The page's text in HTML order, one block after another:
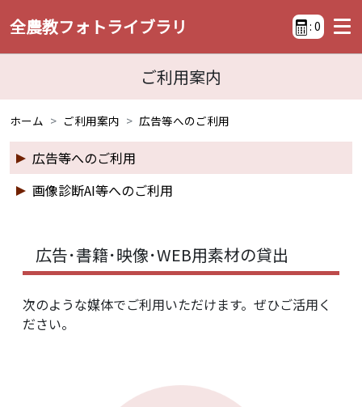
全農教フォトライブラリ : 0
ご利用案内
ホーム ご利用案内 広告等へのご利用
広告等へのご利用
画像診断AI等へのご利用
広告･書籍･映像･WEB用素材の貸出
次のような媒体でご利用いただけます。ぜひご活用く
ださい。